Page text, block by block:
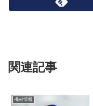
関連記事
機材情報